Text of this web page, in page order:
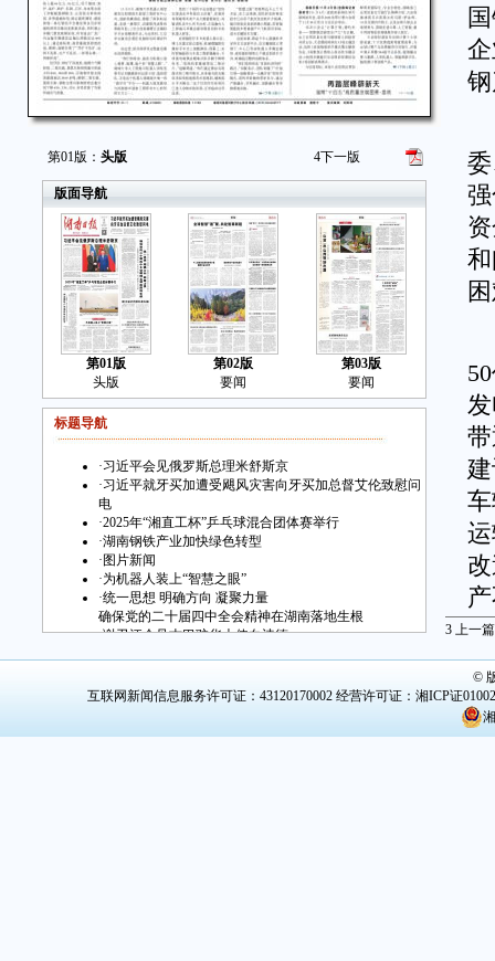
第01版： 头版 4下一版
版面导航
第01版
头版
第02版
要闻
第03版
要闻
标题导航
·习近平会见俄罗斯总理米舒斯京
·习近平就牙买加遭受飓风灾害向牙买加总督艾伦致慰问
电
·2025年“湘直工杯”乒乓球混合团体赛举行
·湖南钢铁产业加快绿色转型
· 图片新闻
·为机器人装上“智慧之眼”
·统一思想 明确方向 凝聚力量
确保党的二十届四中全会精神在湖南落地生根
·谢卫江会见古巴驻华大使白诗德
3 上一篇
©
互联网新闻信息服务许可证：43120170002 经营许可证：湘ICP证